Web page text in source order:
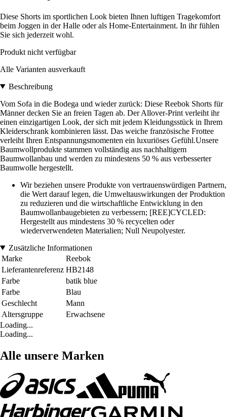
Diese Shorts im sportlichen Look bieten Ihnen luftigen Tragekomfort
beim Joggen in der Halle oder als Home-Entertainment. In ihr fühlen
Sie sich jederzeit wohl.
Produkt nicht verfügbar
Alle Varianten ausverkauft
Beschreibung
Vom Sofa in die Bodega und wieder zurück: Diese Reebok Shorts für
Männer decken Sie an freien Tagen ab. Der Allover-Print verleiht ihr
einen einzigartigen Look, der sich mit jedem Kleidungsstück in Ihrem
Kleiderschrank kombinieren lässt. Das weiche französische Frottee
verleiht Ihren Entspannungsmomenten ein luxuriöses Gefühl.Unsere
Baumwollprodukte stammen vollständig aus nachhaltigem
Baumwollanbau und werden zu mindestens 50 % aus verbesserter
Baumwolle hergestellt.
Wir beziehen unsere Produkte von vertrauenswürdigen Partnern,
die Wert darauf legen, die Umweltauswirkungen der Produktion
zu reduzieren und die wirtschaftliche Entwicklung in den
Baumwollanbaugebieten zu verbessern; [REE]CYCLED:
Hergestellt aus mindestens 30 % recycelten oder
wiederverwendeten Materialien; Null Neupolyester.
Zusätzliche Informationen
Marke
Reebok
Lieferantenreferenz HB2148
Farbe
batik blue
Farbe
Blau
Geschlecht
Mann
Altersgruppe
Erwachsene
Loading...
Loading...
Alle unsere Marken